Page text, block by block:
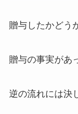
贈与したかどう
贈与の事実があ
逆の流れには決